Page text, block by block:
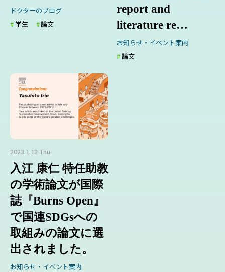
ドクターのブログ
学生
論文
report and
literature re…
お知らせ・イベント案内
論文
2023.1.12 Thu
入江 康仁 特任助教
の学術論文が国際
誌『Burns Open』
で国連SDGsへの
取組みの論文に選
出されました。
お知らせ・イベント案内